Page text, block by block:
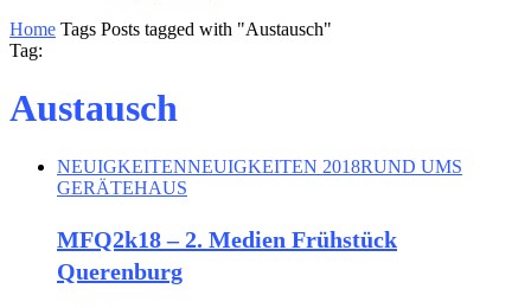
Home Tags Posts tagged with "Austausch"
Tag:
Austausch
NEUIGKEITENNEUIGKEITEN 2018RUND UMS
GERÄTEHAUS
MFQ2k18 – 2. Medien Frühstück
Querenburg